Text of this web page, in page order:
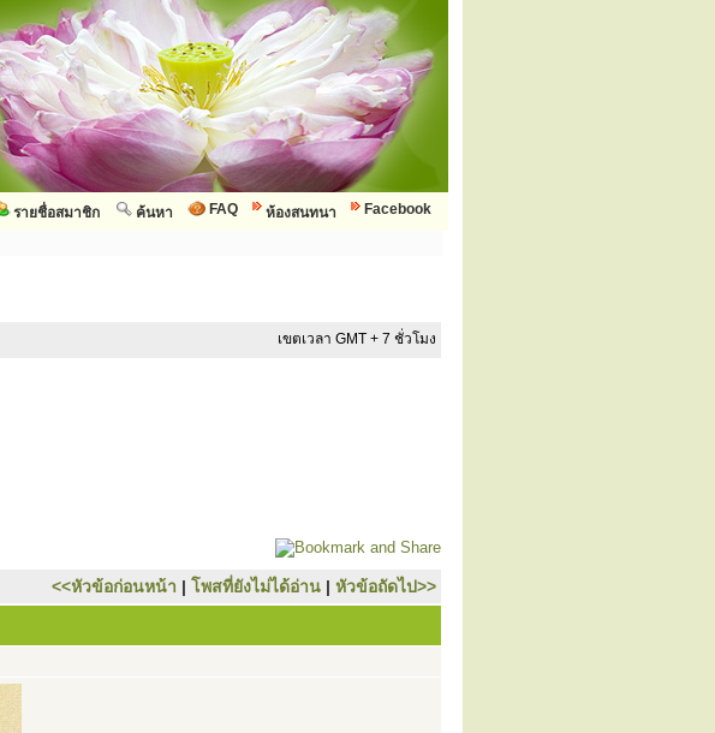
Facebook
ห้องสนทนา
FAQ
ค้นหา
รายชื่อสมาชิก
เขตเวลา GMT + 7 ชั่วโมง
<<หัวข้อก่อนหน้า | โพสที่ยังไม่ได้อ่าน | หัวข้อถัดไป>>